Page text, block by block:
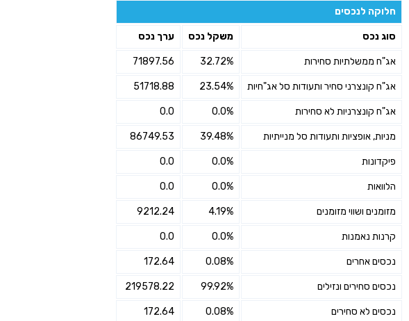
חלוקה לנכסים
סוג נכס משקל נכס ערך נכס
אג"ח ממשלתיות סחירות 32.72%
71897.56
אג"ח קונצרני סחיר ותעודות סל אג"חיות 23.54%
51718.88
אג"ח קונצרניות לא סחירות 0.0%
0.0
מניות, אופציות ותעודות סל מנייתיות 39.48%
86749.53
פיקדונות 0.0%
0.0
הלוואות 0.0%
0.0
מזומנים ושווי מזומנים 4.19%
9212.24
קרנות נאמנות 0.0%
0.0
נכסים אחרים 0.08%
172.64
נכסים סחירים ונזילים 99.92%
219578.22
נכסים לא סחירים 0.08%
172.64